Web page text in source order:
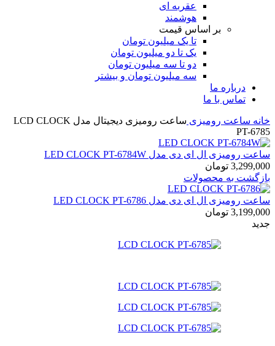
عقربه ای
هوشمند
بر اساس قیمت
تا یک میلیون تومان
یک تا دو میلیون تومان
دو تا سه میلیون تومان
سه میلیون تومان و بیشتر
درباره ما
تماس با ما
خانه ساعت رومیزی
ساعت رومیزی دیجیتال مدل LCD CLOCK
PT-6785
ساعت رومیزی ال ای دی مدل LED CLOCK PT-6784W
3,299,000 تومان
بازگشت به محصولات
ساعت رومیزی ال ای دی مدل LED CLOCK PT-6786
3,199,000 تومان
جدید